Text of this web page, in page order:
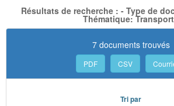
Résultats de recherche : - Type de
Thématique:
7 documents trouvés
PDF CSV
Tri par